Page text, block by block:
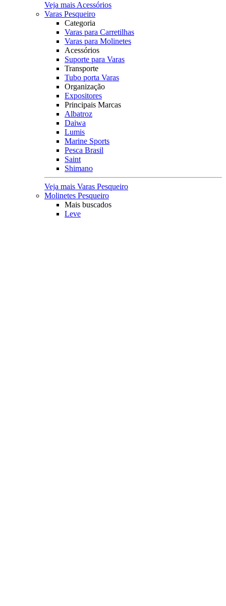
Veja mais Acessórios
Varas Pesqueiro
Categoria
Varas para Carretilhas
Varas para Molinetes
Acessórios
Suporte para Varas
Transporte
Tubo porta Varas
Organização
Expositores
Principais Marcas
Albatroz
Daiwa
Lumis
Marine Sports
Pesca Brasil
Saint
Shimano
Veja mais Varas Pesqueiro
Molinetes Pesqueiro
Mais buscados
Leve